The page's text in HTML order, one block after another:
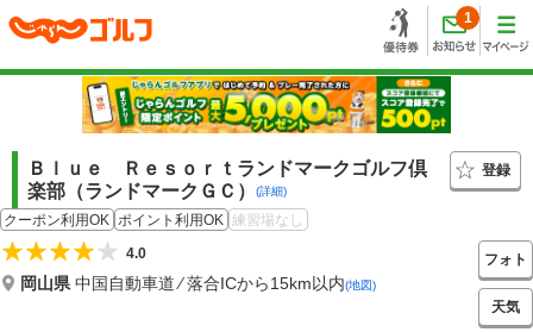
1
Ｂｌｕｅ Ｒｅｓｏｒｔランドマークゴルフ倶
楽部（ランドマークＧＣ）
(詳細)
登録
クーポン利用OK ポイント利用OK 練習場なし
4.0
岡山県中国自動車道 ⁄ 落合ICから15km以内(地図)
フォト
天気